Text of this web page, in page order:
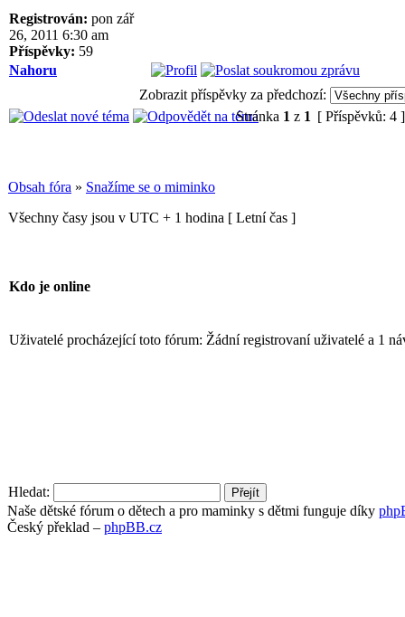
Registrován: pon zář
26, 2011 6:30 am
Příspěvky: 59
Nahoru
Zobrazit příspěvky za předchozí:
Stránka 1 z 1 [ Příspěvků: 4
Obsah fóra » Snažíme se o miminko
Všechny časy jsou v UTC + 1 hodina [ Letní čas ]
Kdo je online
Uživatelé procházející toto fórum: Žádní registrovaní uživatelé a 1
Hledat:
Naše dětské fórum o dětech a pro maminky s dětmi funguje díky
Český překlad – phpBB.cz